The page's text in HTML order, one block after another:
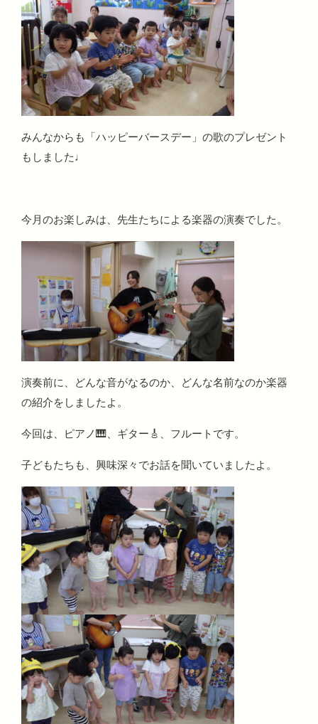
みんなからも「ハッピーバースデー」の歌のプレゼント
もしました♩
今月のお楽しみは、先生たちによる楽器の演奏でした。
演奏前に、どんな音がなるのか、どんな名前なのか楽器
の紹介をしましたよ。
今回は、ピアノ🎹、ギター🎸、フルートです。
子どもたちも、興味深々でお話を聞いていましたよ。